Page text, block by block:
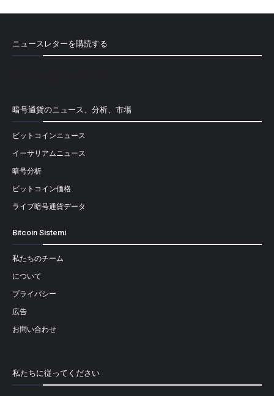
ニュースレターを購読する
暗号通貨のニュース、分析、市場
ビットコインニュース
イーサリアムニュース
暗号分析
ビットコイン価格
ライブ暗号通貨データ
Bitcoin Sistemi
私たちのチーム
について
プライバシー
広告
お問い合わせ
私たちに従ってください